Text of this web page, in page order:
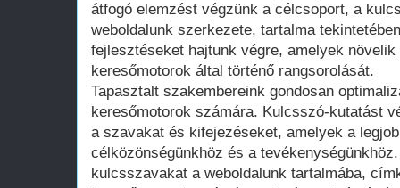
átfogó elemzést végzünk a célcsoport, a
weboldalunk szerkezete, tartalma
fejlesztéseket hajtunk végre, amelyek
keresőmotorok által történő rangsorolását.
Tapasztalt szakembereink gondosan
keresőmotorok számára. Kulcsszó-kutatást
a szavakat és kifejezéseket, amelyek a
célközönségünkhöz és a
kulcsszavakat a weboldalunk tartalmába,